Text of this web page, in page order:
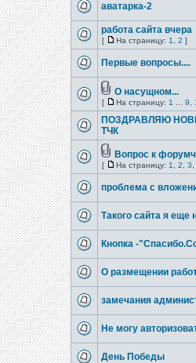
аватарка-2
работа сайта вчера
[ На страницу: 1 2 ]
Первые вопросы....
О насущном...
[ На страницу: 1 9
ПОЗДРАВЛЯЮ
ТЧК
Вопрос к
[ На страницу: 1 2 3
проблема с
Такого сайта я еще
Кнопка -
О размещении
замечания
Не могу
День Победы